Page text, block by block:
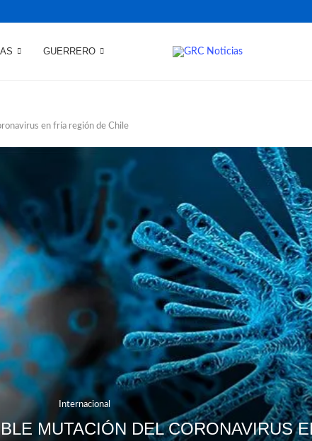
GUERRERO
en fría región de Chile
Internacional
MUTACIÓN DEL CORONAVIRUS